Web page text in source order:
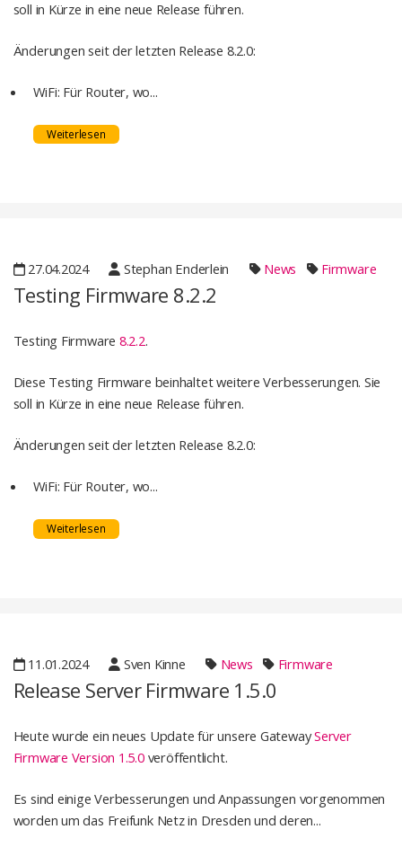
soll in Kürze in eine neue Release führen.
Änderungen seit der letzten Release 8.2.0:
WiFi: Für Router, wo...
Weiterlesen
27.04.2024 Stephan Enderlein News Firmware
Testing Firmware 8.2.2
Testing Firmware 8.2.2.
Diese Testing Firmware beinhaltet weitere Verbesserungen. Sie
soll in Kürze in eine neue Release führen.
Änderungen seit der letzten Release 8.2.0:
WiFi: Für Router, wo...
Weiterlesen
11.01.2024 Sven Kinne News Firmware
Release Server Firmware 1.5.0
Heute wurde ein neues Update für unsere GatewayServer
Firmware Version 1.5.0veröffentlicht.
Es sind einige Verbesserungen und Anpassungen vorgenommen
worden um das Freifunk Netz in Dresden und deren...